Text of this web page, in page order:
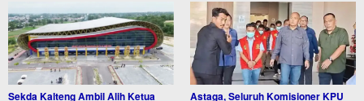
Sekda Kalteng Ambil Alih Ketua
Astaga, Seluruh Komisioner KPU